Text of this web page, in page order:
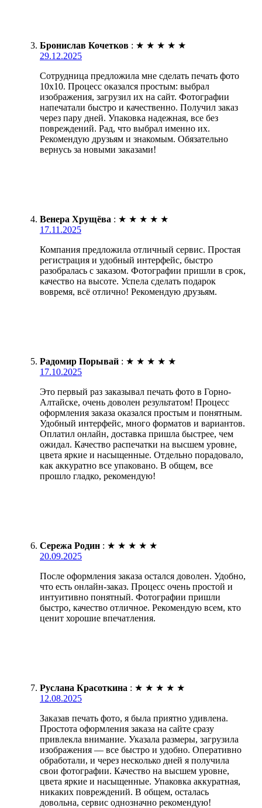
Бронислав Кочетков : ★ ★ ★ ★ ★
29.12.2025
Сотрудница предложила мне сделать печать фото
10х10. Процесс оказался простым: выбрал
изображения, загрузил их на сайт. Фотографии
напечатали быстро и качественно. Получил заказ
через пару дней. Упаковка надежная, все без
повреждений. Рад, что выбрал именно их.
Рекомендую друзьям и знакомым. Обязательно
вернусь за новыми заказами!
Венера Хрущёва : ★ ★ ★ ★ ★
17.11.2025
Компания предложила отличный сервис. Простая
регистрация и удобный интерфейс, быстро
разобралась с заказом. Фотографии пришли в срок,
качество на высоте. Успела сделать подарок
вовремя, всё отлично! Рекомендую друзьям.
Радомир Порывай : ★ ★ ★ ★ ★
17.10.2025
Это первый раз заказывал печать фото в Горно-
Алтайске, очень доволен результатом! Процесс
оформления заказа оказался простым и понятным.
Удобный интерфейс, много форматов и вариантов.
Оплатил онлайн, доставка пришла быстрее, чем
ожидал. Качество распечатки на высшем уровне,
цвета яркие и насыщенные. Отдельно порадовало,
как аккуратно все упаковано. В общем, все
прошло гладко, рекомендую!
Сережа Родин : ★ ★ ★ ★ ★
20.09.2025
После оформления заказа остался доволен. Удобно,
что есть онлайн-заказ. Процесс очень простой и
интуитивно понятный. Фотографии пришли
быстро, качество отличное. Рекомендую всем, кто
ценит хорошие впечатления.
Руслана Красоткина : ★ ★ ★ ★ ★
12.08.2025
Заказав печать фото, я была приятно удивлена.
Простота оформления заказа на сайте сразу
привлекла внимание. Указала размеры, загрузила
изображения — все быстро и удобно. Оперативно
обработали, и через несколько дней я получила
свои фотографии. Качество на высшем уровне,
цвета яркие и насыщенные. Упаковка аккуратная,
никаких повреждений. В общем, осталась
довольна, сервис однозначно рекомендую!